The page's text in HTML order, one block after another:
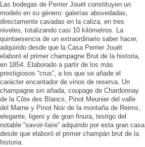
Las bodegas de Perrier Jouët constituyen un
modelo en su género: galerías abovedadas,
directamente cavadas en la caliza, en tres
niveles, totalizando casi 10 kilómetros. La
quintaesencia de un extraordinario saber hacer,
adquirido desde que la Casa Perrier Jouët
elaboró el primer champagne Brut de la historia,
en 1854. Elaborado a partir de los más
prestigiosos “crus”, a los que se añade el
carácter encantador de vinos de reserva. Un
champagne sin añada, coupage de Chardonnay
de la Côte des Blancs, Pinot Meunier del valle
del Marne y Pinot Noir de la montaña de Reims,
elegante, ligero y de gran finura, testigo del
notable “savoir-faire” adquirido por esta gran casa
desde que elaboró el primer champán brut de la
historia.